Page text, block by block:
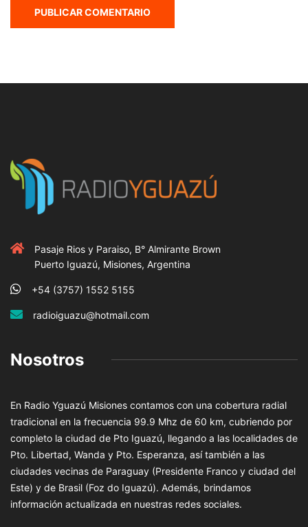
Pasaje Rios y Paraiso, B° Almirante Brown
Puerto Iguazú, Misiones, Argentina
+54 (3757) 1552 5155
radioiguazu@hotmail.com
Nosotros
En Radio Yguazú Misiones contamos con una cobertura radial
tradicional en la frecuencia 99.9 Mhz de 60 km, cubriendo por
completo la ciudad de Pto Iguazú, llegando a las localidades de
Pto. Libertad, Wanda y Pto. Esperanza, así también a las
ciudades vecinas de Paraguay (Presidente Franco y ciudad del
Este) y de Brasil (Foz do Iguazú). Además, brindamos
información actualizada en nuestras redes sociales.